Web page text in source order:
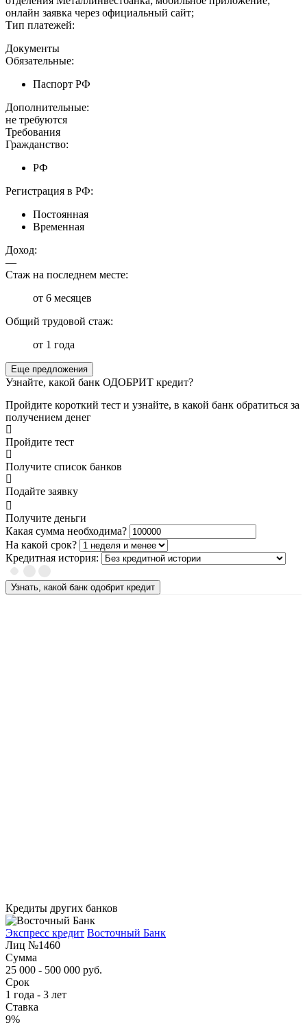
онлайн заявка через официальный сайт;
Тип платежей:
Документы
Обязательные:
Паспорт РФ
Дополнительные:
не требуются
Требования
Гражданство:
РФ
Регистрация в РФ:
Постоянная
Временная
Доход:
—
Стаж на последнем месте:
от 6 месяцев
Общий трудовой стаж:
от 1 года
Еще предложения
Узнайте, какой банк ОДОБРИТ кредит?
Пройдите короткий тест и узнайте, в какой банк обратиться за
получением денег
Пройдите тест
Получите список банков
Подайте заявку
Получите деньги
Какая сумма необходима?
На какой срок?
Кредитная история:
Узнать, какой банк одобрит кредит
Кредиты других банков
Экспресс кредит Восточный Банк
Лиц №1460
Сумма
25 000 - 500 000 руб.
Срок
1 года - 3 лет
Ставка
9%